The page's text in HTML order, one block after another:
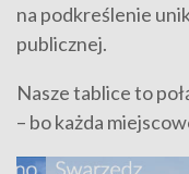
na podkreślenie
publicznej.
Nasze tablice to
– bo każda